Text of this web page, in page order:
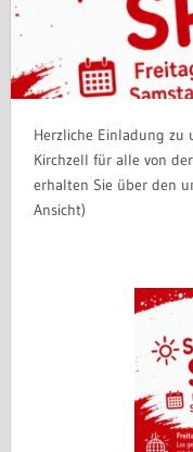
Herzliche Einladung zu
Kirchzell für alle von
erhalten Sie über den
Ansicht)